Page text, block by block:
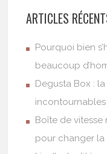
ARTICLES
Pourquoi bien
beaucoup
Degusta Box :
incontournables
Boîte de
pour changer la